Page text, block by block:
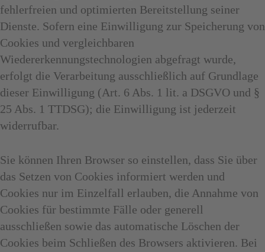
fehlerfreien und optimierten Bereitstellung seiner
Dienste. Sofern eine Einwilligung zur Speicherung von
Cookies und vergleichbaren
Wiedererkennungstechnologien abgefragt wurde,
erfolgt die Verarbeitung ausschließlich auf Grundlage
dieser Einwilligung (Art. 6 Abs. 1 lit. a DSGVO und §
25 Abs. 1 TTDSG); die Einwilligung ist jederzeit
widerrufbar.
Sie können Ihren Browser so einstellen, dass Sie über
das Setzen von Cookies informiert werden und
Cookies nur im Einzelfall erlauben, die Annahme von
Cookies für bestimmte Fälle oder generell
ausschließen sowie das automatische Löschen der
Cookies beim Schließen des Browsers aktivieren. Bei